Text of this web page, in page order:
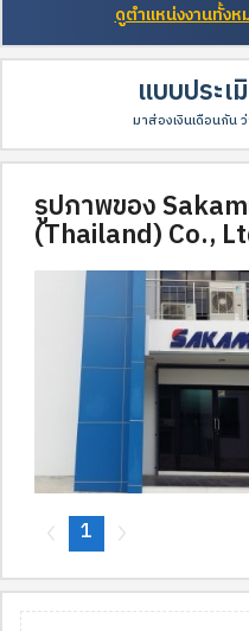
ดูตำแหน่งงานทั้ง
แบบประเ
มาส่องเงินเดือนกัน
รูปภาพของ
(Thailand) Co.,
1